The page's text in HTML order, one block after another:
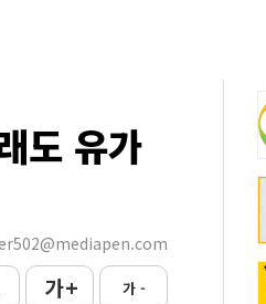
도 유가
가 + 가 -